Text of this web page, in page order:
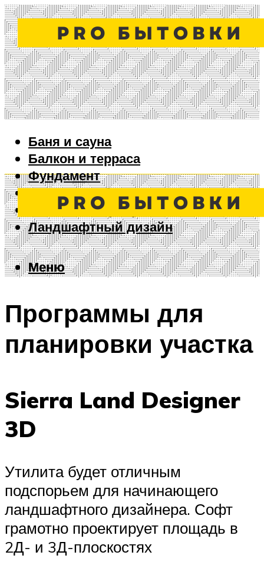
Баня и сауна
Балкон и терраса
Фундамент
Ворота и забор
Дизайн интерьера
Ландшафтный дизайн
Меню
Меню
Программы для
планировки участка
Sierra Land Designer
3D
Утилита будет отличным
подспорьем для начинающего
ландшафтного дизайнера. Софт
грамотно проектирует площадь в
2Д- и 3Д-плоскостях